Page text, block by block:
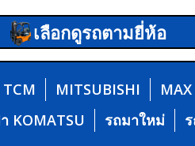
เลือกดูรถตามยี่ห้อ
TCM MITSUBISHI MAX
KOMATSU รถมาใหม่